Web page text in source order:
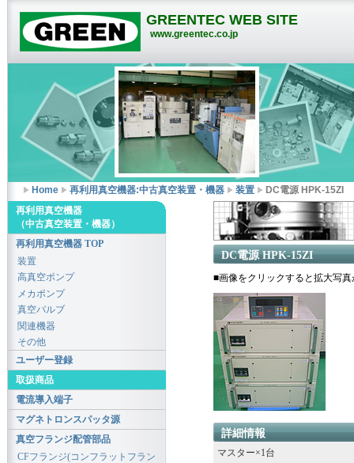
GREENTEC WEB SITE
www.greentec.co.jp
Home 再利用真空機器:中古真空装置・機器 装置 DC電源 HPK-15ZI
DC電源 HPK-15ZI
■画像をクリックすると拡大写
詳細情報
マスター×1台
再利用真空機器
（中古真空装置・機器）
再利用真空機器 TOP
装置
高真空ポンプ
メカポンプ
真空バルブ
関連機器
その他
ユーザー登録
取扱商品
電流導入端子
マグネトロンスパッタ源
真空フランジ配管部品
CFフランジ(コンフラットフラン